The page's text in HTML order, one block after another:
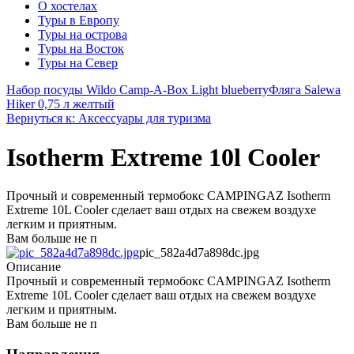
О хостелах
Туры в Европу
Туры на острова
Туры на Восток
Туры на Север
Набор посуды Wildo Camp-A-Box Light blueberryФляга Salewa
Hiker 0,75 л желтый
Вернуться к: Аксессуары для туризма
Isotherm Extreme 10l Cooler
Прочный и современный термобокс CAMPINGAZ Isotherm
Extreme 10L Cooler сделает ваш отдых на свежем воздухе
легким и приятным.
Вам больше не п
pic_582a4d7a898dc.jpg
Описание
Прочный и современный термобокс CAMPINGAZ Isotherm
Extreme 10L Cooler сделает ваш отдых на свежем воздухе
легким и приятным.
Вам больше не п